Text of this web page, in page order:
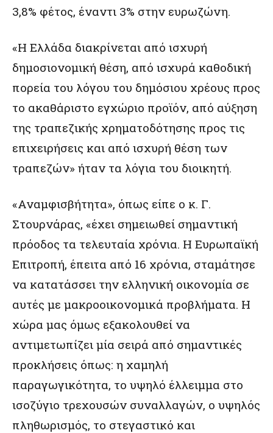
3,8% φέτος, έναντι 3% στην ευρωζώνη.
«Η Ελλάδα διακρίνεται από ισχυρή
δημοσιονομική θέση, από ισχυρά καθοδική
πορεία του λόγου του δημόσιου χρέους προς
το ακαθάριστο εγχώριο προϊόν, από αύξηση
της τραπεζικής χρηματοδότησης προς τις
επιχειρήσεις και από ισχυρή θέση των
τραπεζών» ήταν τα λόγια του διοικητή.
«Αναμφισβήτητα», όπως είπε ο κ. Γ.
Στουρνάρας, «έχει σημειωθεί σημαντική
πρόοδος τα τελευταία χρόνια. Η Ευρωπαϊκή
Επιτροπή, έπειτα από 16 χρόνια, σταμάτησε
να κατατάσσει την ελληνική οικονομία σε
αυτές με μακροοικονομικά προβλήματα. Η
χώρα μας όμως εξακολουθεί να
αντιμετωπίζει μία σειρά από σημαντικές
προκλήσεις όπως: η χαμηλή
παραγωγικότητα, το υψηλό έλλειμμα στο
ισοζύγιο τρεχουσών συναλλαγών, ο υψηλός
πληθωρισμός, το στεγαστικό και